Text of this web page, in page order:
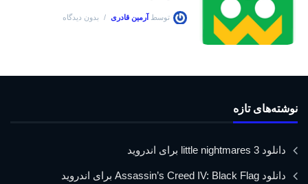
توسط آرمین قادری بدون دیدگاه
نوشته‌های تازه
دانلود little nightmares 3 برای اندروید
دانلود Assassin’s Creed IV: Black Flag برای اندروید